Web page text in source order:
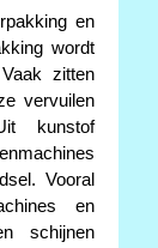
en
wordt
zitten
vervuilen
kunstof
Vooral
en
schijnen